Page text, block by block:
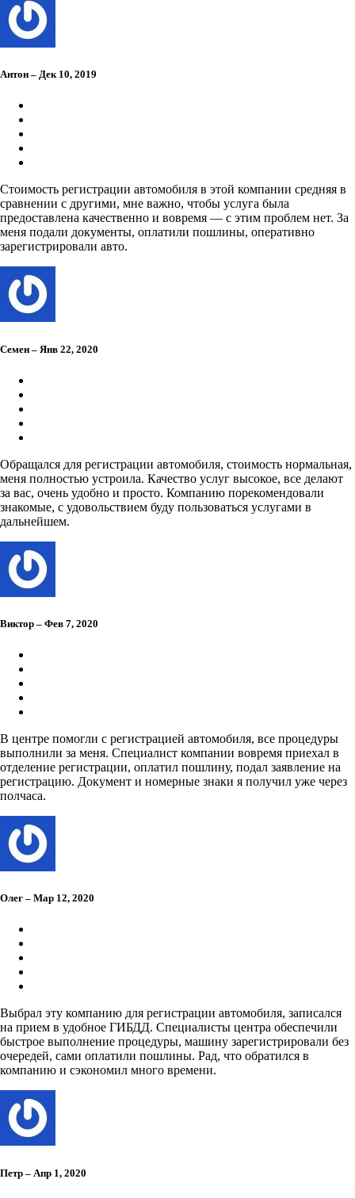
Антон – Дек 10, 2019
Стоимость регистрации автомобиля в этой компании средняя в
сравнении с другими, мне важно, чтобы услуга была
предоставлена качественно и вовремя — с этим проблем нет. За
меня подали документы, оплатили пошлины, оперативно
зарегистрировали авто.
Семен – Янв 22, 2020
Обращался для регистрации автомобиля, стоимость нормальная,
меня полностью устроила. Качество услуг высокое, все делают
за вас, очень удобно и просто. Компанию порекомендовали
знакомые, с удовольствием буду пользоваться услугами в
дальнейшем.
Виктор – Фев 7, 2020
В центре помогли с регистрацией автомобиля, все процедуры
выполнили за меня. Специалист компании вовремя приехал в
отделение регистрации, оплатил пошлину, подал заявление на
регистрацию. Документ и номерные знаки я получил уже через
полчаса.
Олег – Мар 12, 2020
Выбрал эту компанию для регистрации автомобиля, записался
на прием в удобное ГИБДД. Специалисты центра обеспечили
быстрое выполнение процедуры, машину зарегистрировали без
очередей, сами оплатили пошлины. Рад, что обратился в
компанию и сэкономил много времени.
Петр – Апр 1, 2020